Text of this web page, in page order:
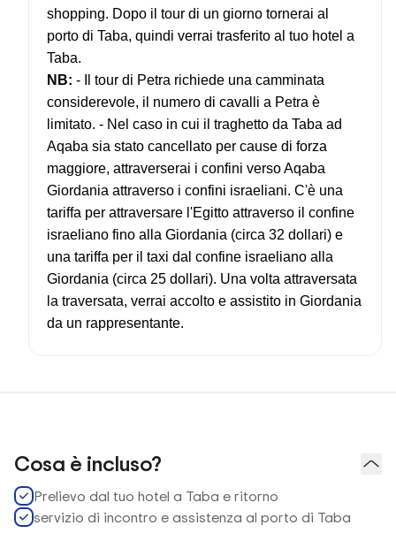
shopping. Dopo il tour di un giorno tornerai al
porto di Taba, quindi verrai trasferito al tuo hotel a
Taba.
NB: - Il tour di Petra richiede una camminata
considerevole, il numero di cavalli a Petra è
limitato. - Nel caso in cui il traghetto da Taba ad
Aqaba sia stato cancellato per cause di forza
maggiore, attraverserai i confini verso Aqaba
Giordania attraverso i confini israeliani. C'è una
tariffa per attraversare l'Egitto attraverso il confine
israeliano fino alla Giordania (circa 32 dollari) e
una tariffa per il taxi dal confine israeliano alla
Giordania (circa 25 dollari). Una volta attraversata
la traversata, verrai accolto e assistito in Giordania
da un rappresentante.
Cosa è incluso?
Prelievo dal tuo hotel a Taba e ritorno
servizio di incontro e assistenza al porto di Taba